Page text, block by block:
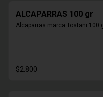
ALCAPARRAS 100 gr
Alcaparras marca Tostani 100
$2.800